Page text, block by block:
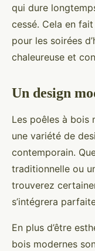
qui dure
cessé. Cela en
pour les soirées
chaleureuse et
Un design
Les poêles à bois
une variété de
contemporain.
traditionnelle ou
trouverez
s’intégrera
En plus d’être
bois modernes